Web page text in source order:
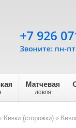
Матчевая
ловля
+7 926
Звоните: пн-
Кивки (сторожки)